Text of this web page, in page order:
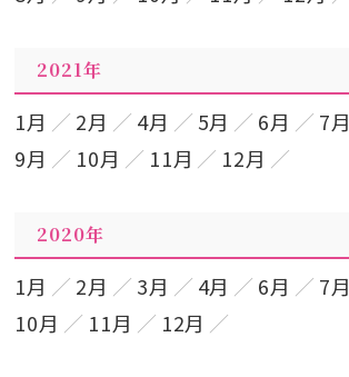
2021年
1月 2月 4月 5月 6月 7月
9月
10月 11月 12月
2020年
1月 2月 3月 4月 6月 7月
10月
11月 12月